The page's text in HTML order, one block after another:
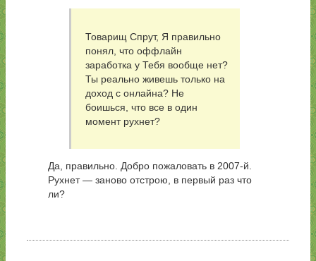
Товарищ Спрут, Я правильно
понял, что оффлайн
заработка у Тебя вообще нет?
Ты реально живешь только на
доход с онлайна? Не
боишься, что все в один
момент рухнет?
Да, правильно. Добро пожаловать в 2007-й.
Рухнет — заново отстрою, в первый раз что
ли?